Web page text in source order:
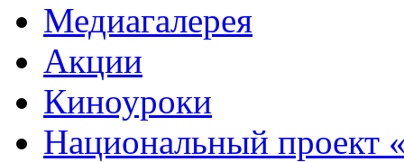
Медиагалерея
Акции
Киноуроки
Национальный проект